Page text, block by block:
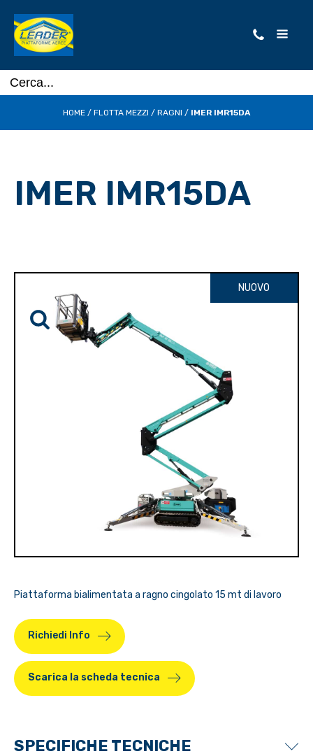
HOME / FLOTTA MEZZI / RAGNI / IMER IMR15DA
IMER IMR15DA
NUOVO
Piattaforma bialimentata a ragno cingolato 15 mt di lavoro
Richiedi Info
Scarica la scheda tecnica
SPECIFICHE TECNICHE